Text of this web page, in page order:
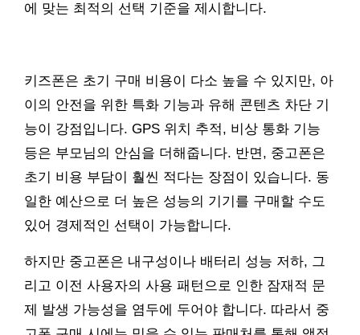
에 맞는 최적의 선택 기준을 제시합니다.
키즈폰은 초기 구매 비용이 다소 높을 수 있지만, 아
이의 안전을 위한 특화 기능과 유해 콘텐츠 차단 기
능이 강점입니다. GPS 위치 추적, 비상 통화 기능
등은 부모님의 안심을 더해줍니다. 반면, 중고폰은
초기 비용 부담이 훨씬 적다는 장점이 있습니다. 동
일한 예산으로 더 높은 성능의 기기를 구매할 수도
있어 경제적인 선택이 가능합니다.
하지만 중고폰은 내구성이나 배터리 성능 저하, 그
리고 이전 사용자의 사용 패턴으로 인한 잠재적 문
제 발생 가능성을 염두에 두어야 합니다. 따라서 중